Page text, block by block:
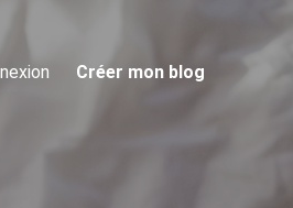
Créer mon blog